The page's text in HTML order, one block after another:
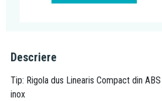
Descriere
Tip: Rigola dus Linearis Compact din
inox